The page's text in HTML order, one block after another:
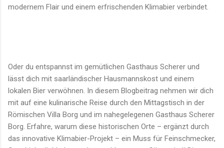
modernem Flair und einem erfrischenden Klimabier verbindet.
Oder du entspannst im gemütlichen Gasthaus Scherer und
lässt dich mit saarländischer Hausmannskost und einem
lokalen Bier verwöhnen. In diesem Blogbeitrag nehmen wir dich
mit auf eine kulinarische Reise durch den Mittagstisch in der
Römischen Villa Borg und im nahegelegenen Gasthaus Scherer
Borg. Erfahre, warum diese historischen Orte – ergänzt durch
das innovative Klimabier-Projekt – ein Muss für Feinschmecker,